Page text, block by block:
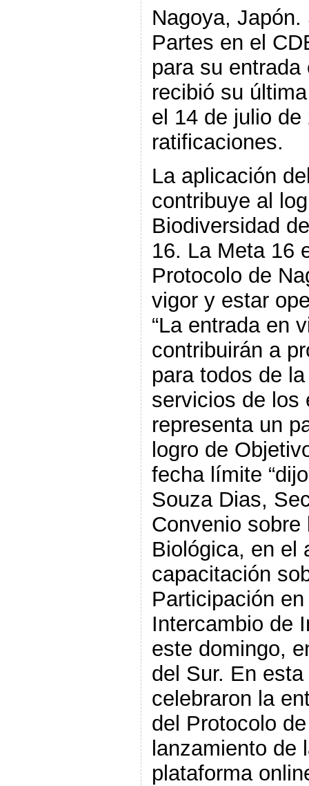
Nagoya,
Partes en el
para su
recibió su
el 14 de julio
ratificaciones.
La aplicación
contribuye al
Biodiversidad
16. La Meta 16
Protocolo de
vigor y estar
“La entrada en
contribuirán a
para todos de
servicios de los
representa un
logro de
fecha límite
Souza Dias,
Convenio sobre
Biológica, en el
capacitación
Participación
Intercambio de
este domingo,
del Sur. En
celebraron la
del Protocolo
lanzamiento de
plataforma